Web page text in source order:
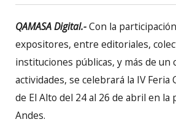
QAMASA Digital.-Con la
expositores, entre editoriales,
instituciones públicas, y más de un
actividades, se celebrará la IV Feria
de El Alto del 24 al 26 de abril en la
Andes.